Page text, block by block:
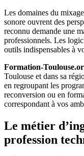
Les domaines du
sonore ouvrent des
reconnu demande une
professionnels. Les
outils indispensables à
Formation-
Toulouse et dans sa
en regroupant les
reconversion ou en
correspondant à vos
Le métier
profession